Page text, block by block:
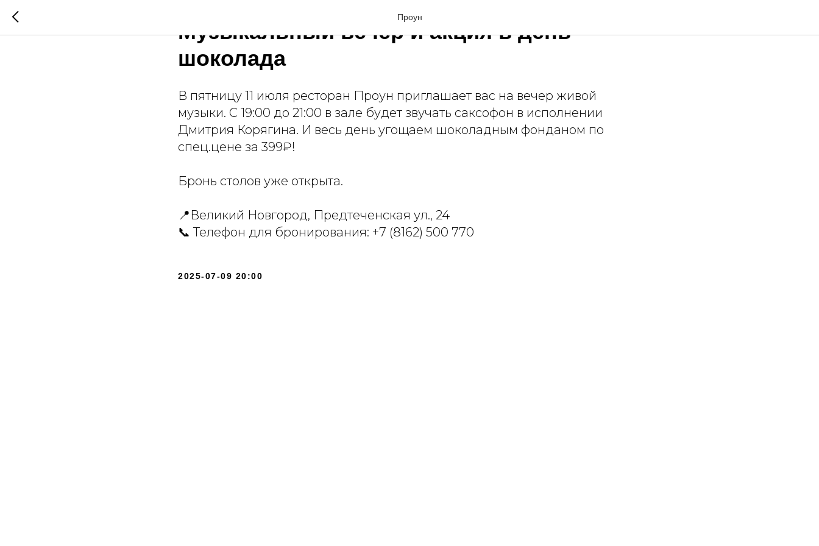
Проун
Музыкальный вечер и акция в день
шоколада
В пятницу 11 июля ресторан Проун приглашает вас на вечер живой
музыки. С 19:00 до 21:00 в зале будет звучать саксофон в исполнении
Дмитрия Корягина. И весь день угощаем шоколадным фонданом по
спец.цене за 399₽!
Бронь столов уже открыта.
📍Великий Новгород, Предтеченская ул., 24
📞 Телефон для бронирования: +7 (8162) 500 770
2025-07-09 20:00